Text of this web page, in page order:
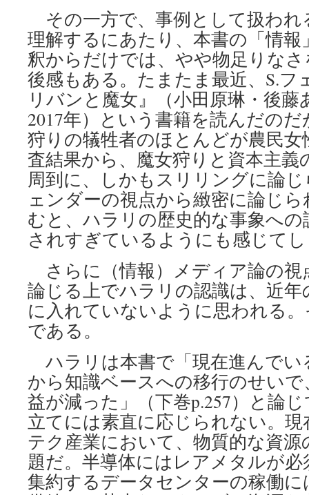
その一方で、事例として扱われ
理解するにあたり、本書の「情
釈からだけでは、やや物足りな
後感もある。たまたま最近、S.フ
リバンと魔女』（小田原琳・後
2017年）という書籍を読んだの
狩りの犠牲者のほとんどが農民
査結果から、魔女狩りと資本主義
周到に、しかもスリリングに論
ェンダーの視点から緻密に論じ
むと、ハラリの歴史的な事象へ
されすぎているようにも感じて
さらに（情報）メディア論の
論じる上でハラリの認識は、近
に入れていないように思われる
である。
ハラリは本書で「現在進んでい
から知識ベースへの移行のせい
益が減った」（下巻p.257）と論
立てには素直に応じられない。
テク産業において、物質的な資
題だ。半導体にはレアメタルが
集約するデータセンターの稼働